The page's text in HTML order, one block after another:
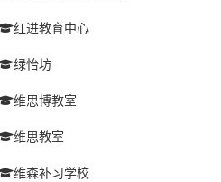
红进教育中心
绿怡坊
维思博教室
维思教室
维森补习学校